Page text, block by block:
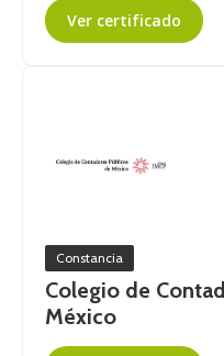
Ver certificado
Constancia
Colegio de
México